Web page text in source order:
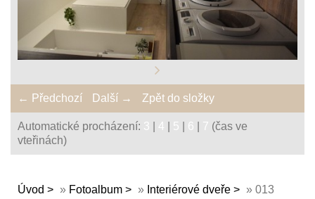
← Předchozí Další → Zpět do složky
Automatické procházení: 3 4 5 6 7 (čas ve
vteřinách)
Úvod » Fotoalbum » Interiérové dveře » 013